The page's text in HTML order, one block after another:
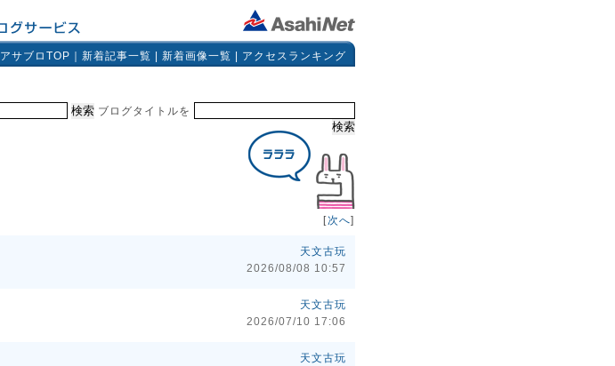
アサブロTOP 新着記事一覧 新着画像一覧 アクセスランキング
ブログタイトルを
[次へ]
天文古玩
2026/08/08 10:57
天文古玩
2026/07/10 17:06
天文古玩